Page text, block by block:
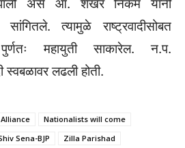
झाली असे आ. शेखर निकम यांनी
त्यामुळे राष्ट्रवादीसोबत
महायुती साकारेल. न.प.
स्वबळावर लढली होती.
Nationalists will come
Sena-BJP Zilla Parishad